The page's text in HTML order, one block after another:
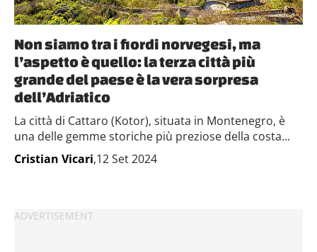
raccolto dal tuo utilizzo dei loro servizi.
Non siamo tra i fiordi norvegesi, ma
l’aspetto è quello: la terza città più
grande del paese è la vera sorpresa
dell’Adriatico
La città di Cattaro (Kotor), situata in Montenegro, è
una delle gemme storiche più preziose della costa...
Cristian Vicari,12 Set 2024